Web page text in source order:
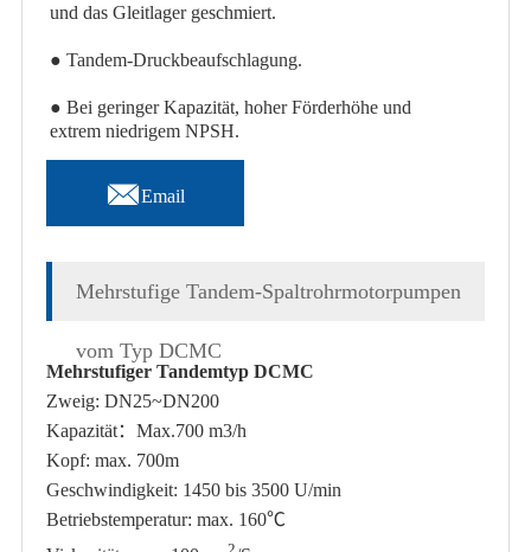
und das Gleitlager geschmiert.
● Tandem-Druckbeaufschlagung.
● Bei geringer Kapazität, hoher Förderhöhe und
extrem niedrigem NPSH.
Email
Mehrstufige Tandem-Spaltrohrmotorpumpen
vom Typ DCMC
Mehrstufiger Tandemtyp DCMC
Zweig: DN25~DN200
Kapazität：Max.700 m3/h
Kopf: max. 700m
Geschwindigkeit: 1450 bis 3500 U/min
Betriebstemperatur: max. 160℃